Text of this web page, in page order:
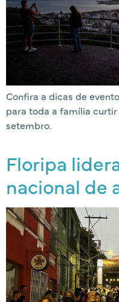
Confira a dicas de
para toda a família curtir
setembro.
Floripa
nacional de